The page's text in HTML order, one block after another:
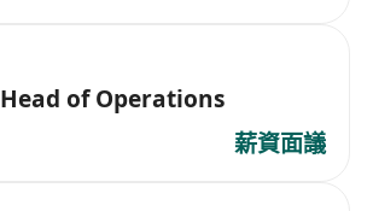
營運負責人 Head of Operations
薪資面議